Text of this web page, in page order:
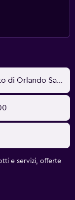
Orlando, FL, Stati Uniti - Aeroporto di Orlando Sanford (SFB)
e servizi, offerte